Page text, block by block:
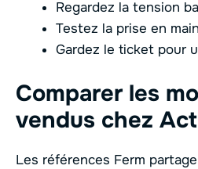
Regardez la tension
Testez la prise en
Gardez le ticket pour
Comparer les
vendus chez
Les références Ferm